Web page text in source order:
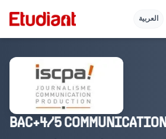
العربية
BAC+4/5 COMMUNICATION